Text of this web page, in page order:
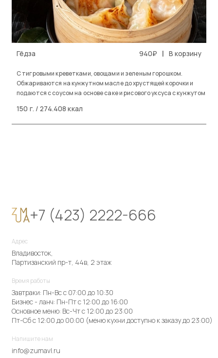
Гёдза 940₽ | В корзину
С тигровыми креветками, овощами и зеленым горошком.
Обжариваются на кунжутном масле до хрустящей корочки и
подаются с соусом на основе саке и рисового уксуса с кунжутом
150 г. / 274.408 ккал
+7 (423) 2222-666
Адрес
Владивосток,
Партизанский пр-т, 44в, 2 этаж
Время работы
Завтраки: Пн-Вс с 07:00 до 10:30
Бизнес - ланч: Пн-Пт с 12:00 до 16:00
Основное меню: Вс-Чт с 12:00 до 23:00
Пт-Сб с 12:00 до 00:00 (меню кухни доступно к заказу до 23:00)
Напишите нам
info@zumavl.ru